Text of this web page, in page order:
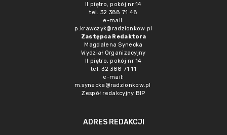
II piętro, pokój nr 14
tel. 32 388 71 48
e-mail:
p.krawczyk@radzionkow.pl
Zastępca Redaktora
Magdalena Synecka
Wydział Organizacyjny
II piętro, pokój nr 14
tel. 32 388 71 11
e-mail:
m.synecka@radzionkow.pl
Zespół redakcyjny BIP
ADRES REDAKCJI